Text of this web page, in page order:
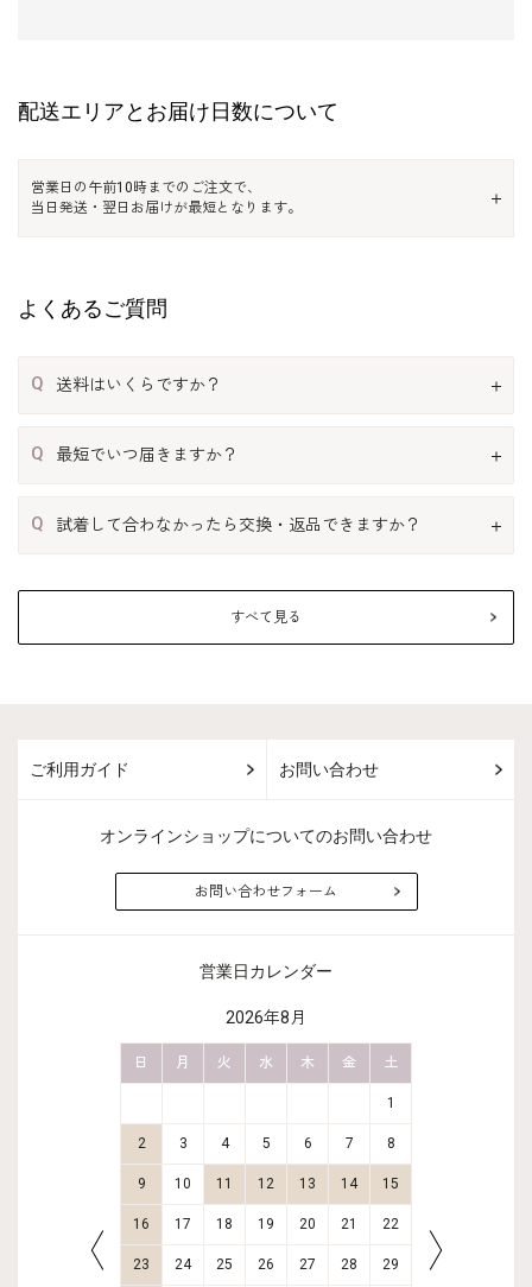
配送エリアとお届け日数について
営業日の午前10時までのご注文で、
当日発送・翌日お届けが最短となります。
よくあるご質問
Q 送料はいくらですか？
Q 最短でいつ届きますか？
Q 試着して合わなかったら交換・返品できますか？
すべて見る
ご利用ガイド お問い合わせ
オンラインショップについてのお問い合わせ
お問い合わせフォーム
営業日カレンダー
2026年8月
日 月 火 水 木 金 土
1
2 3 4 5 6 7 8
9 10 11 12 13 14 15
16 17 18 19 20 21 22
23 24 25 26 27 28 29